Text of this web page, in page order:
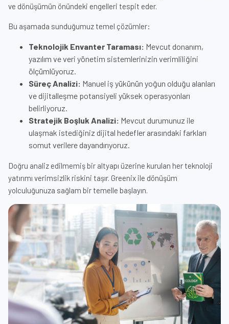
ve dönüşümün önündeki engelleri tespit eder.
Bu aşamada sunduğumuz temel çözümler:
Teknolojik Envanter Taraması: Mevcut donanım,
yazılım ve veri yönetim sistemlerinizin verimliliğini
ölçümlüyoruz.
Süreç Analizi: Manuel iş yükünün yoğun olduğu alanları
ve dijitalleşme potansiyeli yüksek operasyonları
belirliyoruz.
Stratejik Boşluk Analizi: Mevcut durumunuz ile
ulaşmak istediğiniz dijital hedefler arasındaki farkları
somut verilere dayandırıyoruz.
Doğru analiz edilmemiş bir altyapı üzerine kurulan her teknoloji
yatırımı verimsizlik riskini taşır. Greenix ile dönüşüm
yolculuğunuza sağlam bir temelle başlayın.